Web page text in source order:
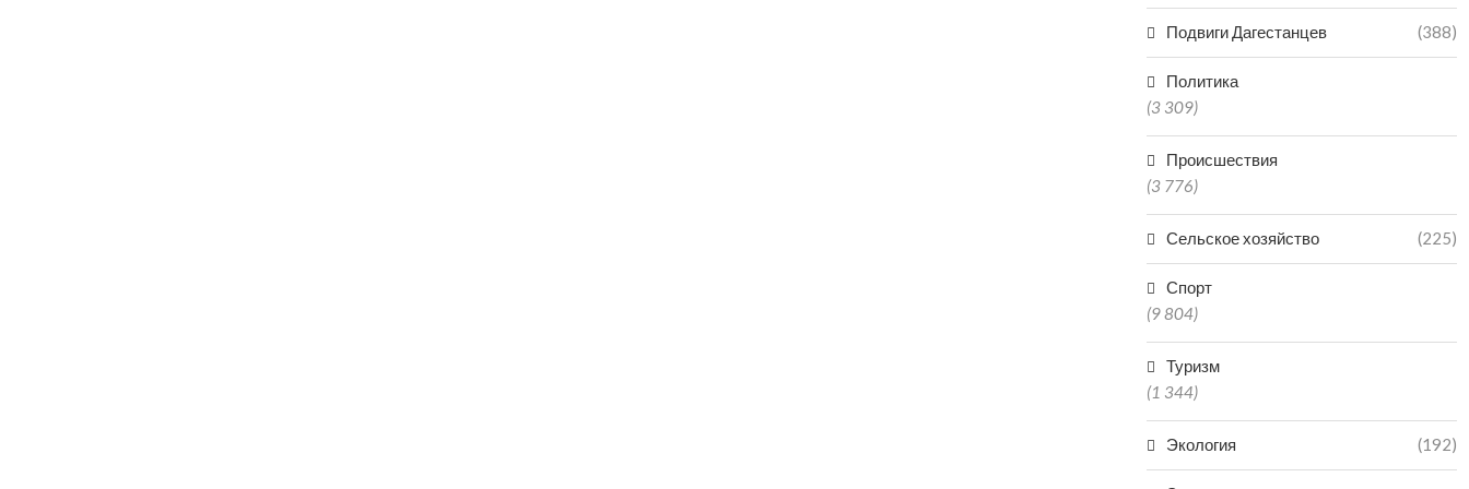
Подвиги Дагестанцев (388)
Политика
(3 309)
Происшествия
(3 776)
Сельское хозяйство (225)
Спорт
(9 804)
Туризм
(1 344)
Экология (192)